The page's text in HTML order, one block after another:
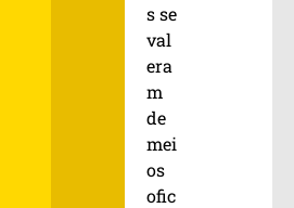
s se
val
era
m
de
mei
os
ofic